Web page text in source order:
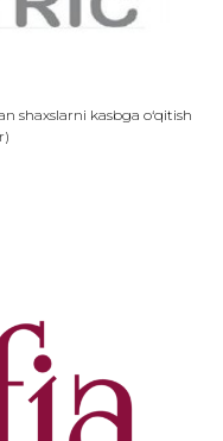
shaxslarni kasbga o‘qitish